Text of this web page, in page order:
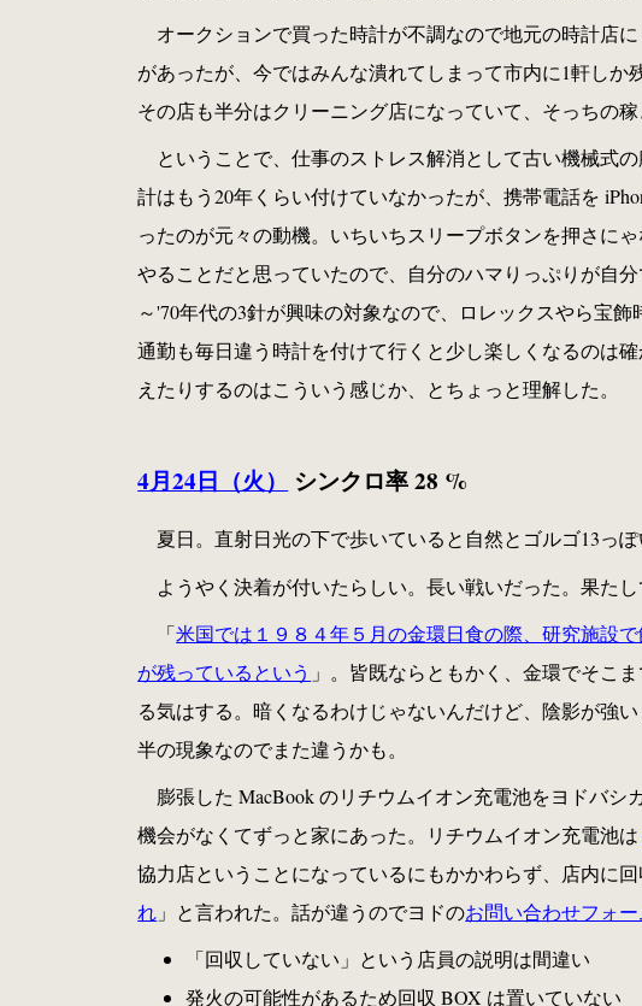
オークションで買った時計が不調なので地元の時計店
があったが、今ではみんな潰れてしまって市内に1軒し
その店も半分はクリーニング店になっていて、そっちの稼
ということで、仕事のストレス解消として古い機械式
計はもう20年くらい付けていなかったが、携帯電話を
ったのが元々の動機。いちいちスリープボタンを押さに
やることだと思っていたので、自分のハマりっぷりが自
～'70年代の3針が興味の対象なので、ロレックスやら宝
通勤も毎日違う時計を付けて行くと少し楽しくなるのは
えたりするのはこういう感じか、とちょっと理解した。
4月24日（火） シンクロ率 28 %
夏日。直射日光の下で歩いていると自然とゴルゴ13っぽ
ようやく決着が付いたらしい。長い戦いだった。果た
「米国では１９８４年５月の金環日食の際、研究施設
が残っているという 」。皆既ならともかく、金環でそこ
る気はする。暗くなるわけじゃないんだけど、陰影が強
半の現象なのでまた違うかも。
膨張した MacBook のリチウムイオン充電池をヨドバ
機会がなくてずっと家にあった。リチウムイオン充電池
協力店ということになっているにもかかわらず、店内に
れ 」と言われた。話が違うのでヨドのお問い合わせフォ
「回収していない」という店員の説明は間違い
発火の可能性があるため回収 BOX は置いていない